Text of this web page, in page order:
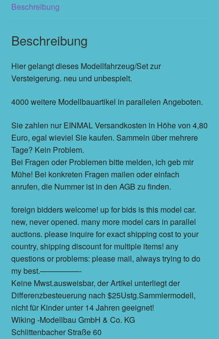
Beschreibung
Beschreibung
Hier gelangt dieses Modellfahrzeug/Set zur
Versteigerung. neu und unbespielt.
4000 weitere Modellbauartikel in parallelen Angeboten.
Sie zahlen nur EINMAL Versandkosten in Höhe von 4,80
Euro, egal wieviel Sie kaufen. Sammeln über mehrere
Tage? Kein Problem.
Bei Fragen oder Problemen bitte melden, ich geb mir
Mühe! Bei konkreten Fragen mailen oder einfach
anrufen, die Nummer ist in den AGB zu finden.
foreign bidders welcome! up for bids is this model car.
new, never opened. many more model cars in parallel
auctions. please inquire for exact shipping cost to your
country, shipping discount for multiple items! any
questions or problems: please mail, always trying to do
my best.—————-
Keine Mwst.ausweisbar, der Artikel unterliegt der
Differenzbesteuerung nach $25Ustg.Sammlermodell,
nicht für Kinder unter 14 Jahren geeignet!
Wiking -Modellbau GmbH & Co. KG
Schlittenbacher Straße 60